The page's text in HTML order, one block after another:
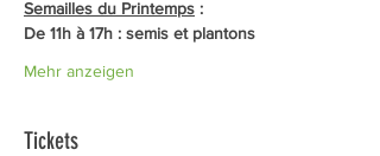
Semailles du Printemps :
De 11h à 17h : semis et plantons
Mehr anzeigen
Tickets